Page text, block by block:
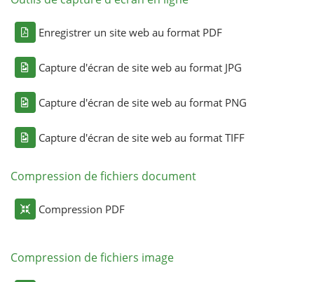
Enregistrer un site web au format PDF
Capture d'écran de site web au format JPG
Capture d'écran de site web au format PNG
Capture d'écran de site web au format TIFF
Compression de fichiers document
Compression PDF
Compression de fichiers image